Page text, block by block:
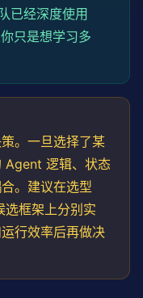
已经深度使用
只是想学习多
。一旦选择了某
逻辑、状态
。建议在选型
框架上分别实
行效率后再做决